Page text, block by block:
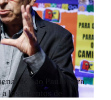
de São Paulo para
los intentos de